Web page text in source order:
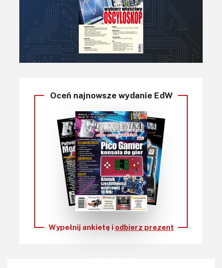
Oceń najnowsze wydanie EdW
Wypełnij ankietę i odbierz prezent